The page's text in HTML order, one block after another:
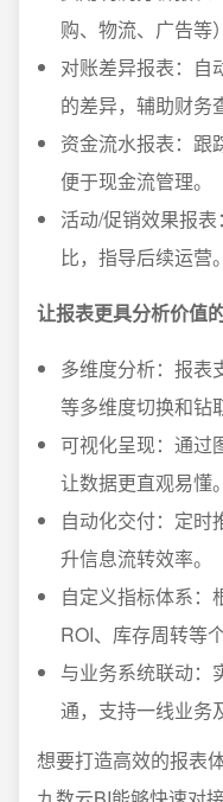
购、物流、广告等
对账差异报表：自
的差异，辅助财务
资金流水报表：跟
便于现金流管理。
活动/促销效果报
比，指导后续运营。
让报表更具分析价值
多维度分析：报表
等多维度切换和钻
可视化呈现：通过
让数据更直观易懂。
自动化交付：定时
升信息流转效率。
自定义指标体系：
ROI、库存周转等
与业务系统联动：
通，支持一线业务
想要打造高效的报表